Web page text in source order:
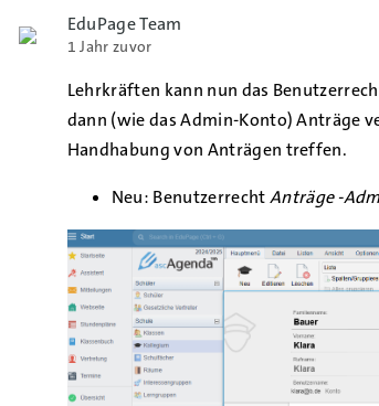
EduPage Team
1 Jahr zuvor
Lehrkräften kann nun das
dann (wie das Admin-Konto) Anträge
Handhabung von Anträgen treffen.
Neu: BenutzerrechtAnträge -